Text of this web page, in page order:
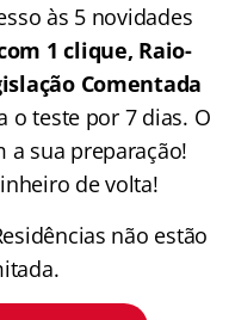
às 5 novidades
1 clique, Raio-
Comentada
o teste por 7 dias. O
a sua preparação!
de volta!
não estão